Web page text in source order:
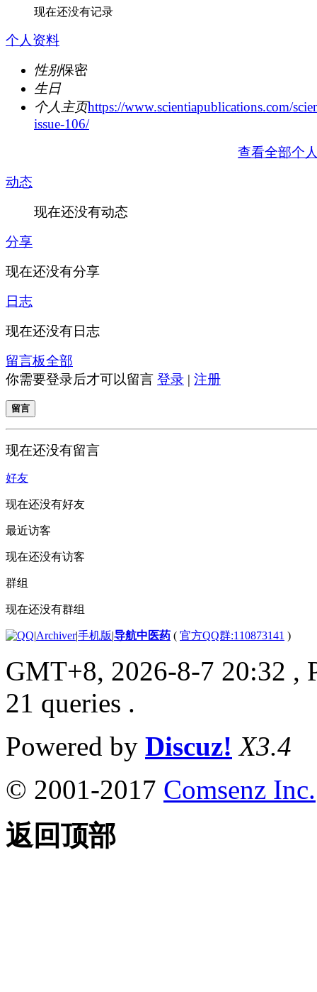
现在还没有记录
个人资料
性别保密
生日
个人主页https://www.scientiapublications.com/
issue-106/
查看全部个
动态
现在还没有动态
分享
现在还没有分享
日志
现在还没有日志
留言板全部
你需要登录后才可以留言 登录 | 注册
留言
现在还没有留言
好友
现在还没有好友
最近访客
现在还没有访客
群组
现在还没有群组
|Archiver|手机版|导航中医药 ( 官方QQ群:110873141 )
GMT+8, 2026-8-7 20:32 ,
21 queries .
Powered by Discuz! X3.4
© 2001-2017 Comsenz Inc.
返回顶部